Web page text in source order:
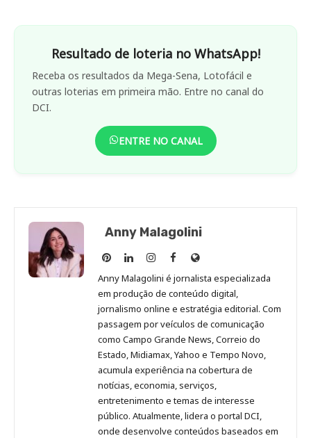
Resultado de loteria no WhatsApp!
Receba os resultados da Mega-Sena, Lotofácil e
outras loterias em primeira mão. Entre no canal do
DCI.
ENTRE NO CANAL
Anny Malagolini
Anny
Malagolini
no
Pinterest
Anny
Malagolini
no
LinkedIn
Anny
Malagolini
no
Instagram
Anny
Malagolini
no
Facebook
Site
de
Anny
Malagolini
Anny Malagolini é jornalista especializada
em produção de conteúdo digital,
jornalismo online e estratégia editorial. Com
passagem por veículos de comunicação
como Campo Grande News, Correio do
Estado, Midiamax, Yahoo e Tempo Novo,
acumula experiência na cobertura de
notícias, economia, serviços,
entretenimento e temas de interesse
público. Atualmente, lidera o portal DCI,
onde desenvolve conteúdos baseados em